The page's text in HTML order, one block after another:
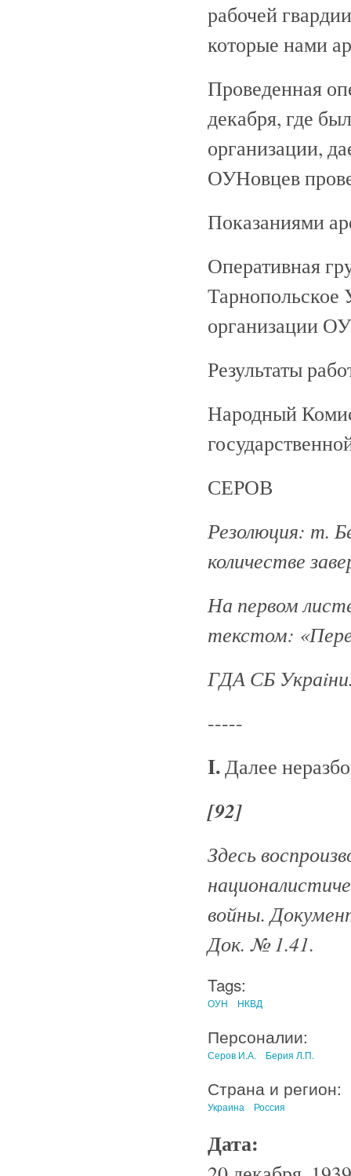
рабочей
которые нами
Проведенная
декабря, где
организации,
ОУНовцев
Показаниями
Оперативная
Тарнопольское
организации
Результаты
Народный
СЕРОВ
Резолюция: т.
количестве
На первом
текстом:
ГДА СБ Укра
-----
I.Далее
[92]
Здесь
войны.
Док. № 1.41.
Tags:
ОУН НКВД
Персоналии:
Серов И.А. Берия Л.П.
Страна и регион:
Украина Россия
Дата: